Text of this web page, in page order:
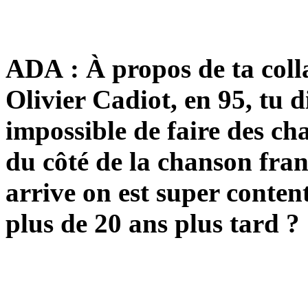
ADA : À propos de ta
Olivier Cadiot, en 95, tu
impossible de faire des
du côté de la chanson
arrive on est super
plus de 20 ans plus tard ?